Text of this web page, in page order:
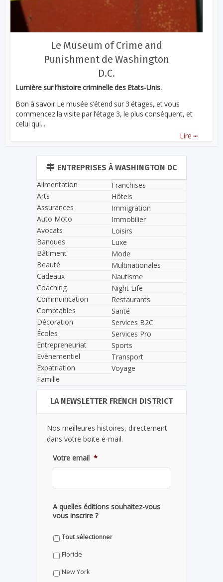
Le Museum of Crime and
Punishment de Washington
D.C.
Lumière sur l’histoire criminelle des Etats-Unis.
Bon à savoir Le musée s’étend sur 3 étages, et vous
commencez la visite par l’étage 3, le plus conséquent, et
celui qui...
Lire ...
ENTREPRISES À WASHINGTON DC
Alimentation
Arts
Assurances
Auto Moto
Avocats
Banques
Bâtiment
Beauté
Cadeaux
Coaching
Communication
Comptables
Décoration
Écoles
Entrepreneuriat
Evènementiel
Expatriation
Famille
Franchises
Hôtels
Immigration
Immobilier
Loisirs
Luxe
Mode
Multinationales
Nautisme
Night Life
Restaurants
Santé
Services B2C
Services Pro
Sports
Transport
Voyage
LA NEWSLETTER FRENCH DISTRICT
Nos meilleures histoires, directement
dans votre boite e-mail.
Votre email *
A quelles éditions souhaitez-vous
vous inscrire ?
Tout sélectionner
Floride
New York